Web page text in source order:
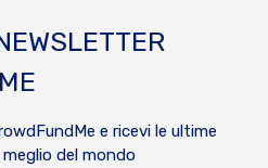
e ricevi le ultime
del mondo